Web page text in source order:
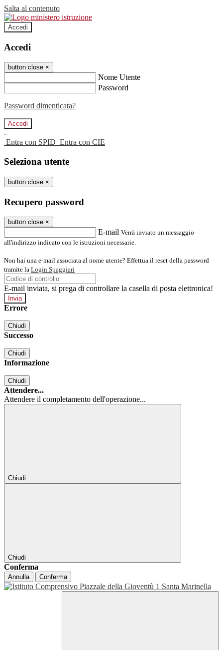
Salta al contenuto
Accedi
Accedi
button close ×
Nome Utente
Password
Password dimenticata?
-
Entra con SPID Entra con CIE
Seleziona utente
button close ×
Recupero password
button close ×
E-mail Verrà inviato un messaggio
all'indirizzo indicato con le istruzioni necessarie.
Non hai una e-mail associata al nome utente? Effettua il reset della password
tramite la Login Spaggiari
E-mail inviata, si prega di controllare la casella di posta elettronica!
Errore
Chiudi
Successo
Chiudi
Informazione
Chiudi
Attendere...
Attendere il completamento dell'operazione...
Chiudi
Chiudi
Conferma
Annulla Conferma